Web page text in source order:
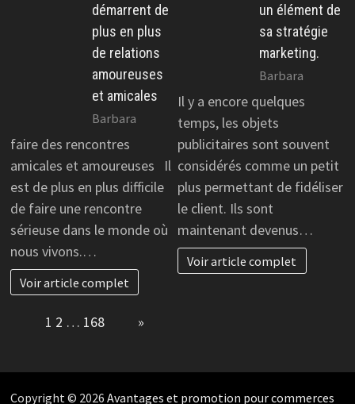
démarrent de
plus en plus
de relations
amoureuses
et amicales
Barbara
faire des rencontres
amicales et amoureuses Il
est de plus en plus difficile
de faire une rencontre
sérieuse dans le monde où
nous vivons.…
Voir article complet
un élément de
sa stratégie
marketing.
Barbara
Il y a encore quelques
temps, les objets
publicitaires sont souvent
considérés comme un petit
plus permettant de fidéliser
le client. Ils sont
maintenant devenus…
Voir article complet
1 2 … 168 »
Copyright © 2026 Avantages et promotion pour commerces